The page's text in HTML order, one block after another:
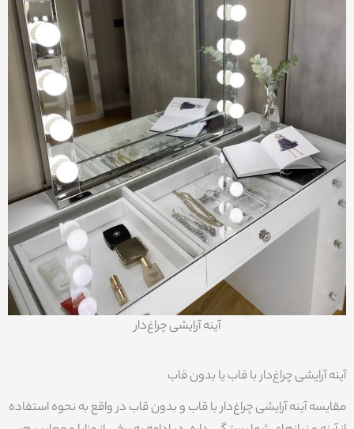
آینه آرایشی چراغ‌دار
آینه آرایشی چراغ‌دار با قاب یا بدون قاب
مقایسه آینه آرایشی چراغ‌دار با قاب و بدون قاب در واقع به نحوه استفاده